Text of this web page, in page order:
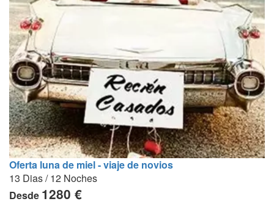
Oferta luna de miel - viaje de novios
13 Dias / 12 Noches
Desde 1280 €